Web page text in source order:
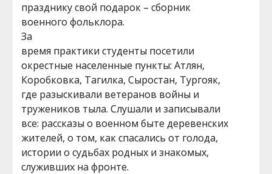
празднику свой подарок – сборник
военного фольклора.
За
время практики студенты посетили
окрестные населенные пункты: Атлян,
Коробковка, Тагилка, Сыростан, Тургояк,
где разыскивали ветеранов войны и
тружеников тыла. Слушали и записывали
все: рассказы о военном быте деревенских
жителей, о том, как спасались от голода,
истории о судьбах родных и знакомых,
служивших на фронте.